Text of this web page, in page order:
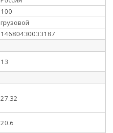
100
грузовой
14680430033187
13
27.32
20.6